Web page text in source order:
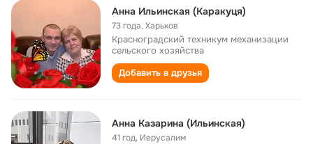
Анна Ильинская (Каракуця)
73 года,Харьков
Красноградский техникум механизации
сельского хозяйства
Добавить в друзья
Анна Казарина (Ильинская)
41 год, Иерусалим